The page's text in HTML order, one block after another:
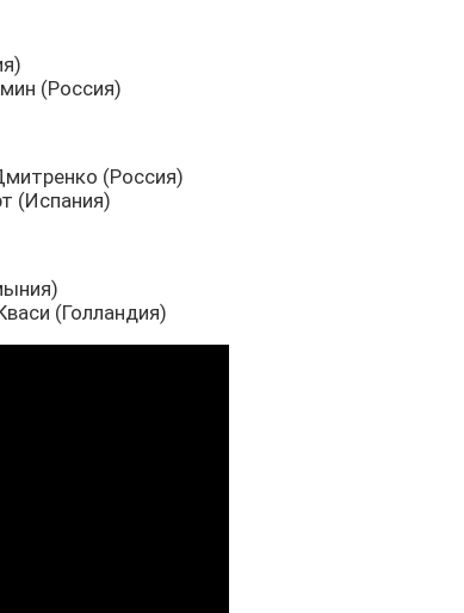
(Россия)
(Россия)
(Испания)
(Голландия)